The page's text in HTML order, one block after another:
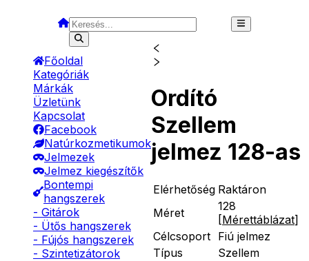
Főoldal
Kategóriák
Márkák
Üzletünk
Kapcsolat
Facebook
Natúrkozmetikumok
Jelmezek
Jelmez kiegészítők
Bontempi
hangszerek
- Gitárok
- Ütős hangszerek
- Fújós hangszerek
- Szintetizátorok
Ordító
Szellem
jelmez 128-as
Elérhetőség Raktáron
Méret
128
[Mérettáblázat]
Célcsoport Fiú jelmez
Típus
Szellem